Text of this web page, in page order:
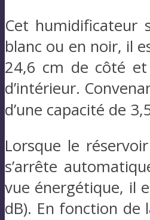
Cet humidificateur
blanc ou en noir, il
24,6 cm de côté
d’intérieur.
d’une capacité de
Lorsque le
s’arrête
vue énergétique, il
dB). En fonction de